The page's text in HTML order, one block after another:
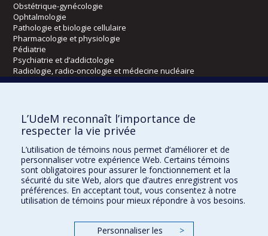
Obstétrique-gynécologie
Ophtalmologie
Pathologie et biologie cellulaire
Pharmacologie et physiologie
Pédiatrie
Psychiatrie et d’addictologie
Radiologie, radio-oncologie et médecine nucléaire
Kinésiologie et des sciences de l’activité physique
Orthophonie et audiologie
Réadaptation
Directions
DPC
CPASS
L’UdeM reconnaît l’importance de
respecter la vie privée
L’utilisation de témoins nous permet d’améliorer et de
personnaliser votre expérience Web. Certains témoins
sont obligatoires pour assurer le fonctionnement et la
sécurité du site Web, alors que d’autres enregistrent vos
préférences. En acceptant tout, vous consentez à notre
utilisation de témoins pour mieux répondre à vos besoins.
Personnaliser les
>